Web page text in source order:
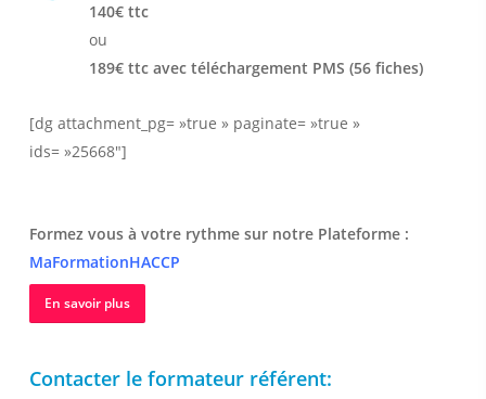
140€ ttc
ou
189€ ttc avec téléchargement PMS (56 fiches)
[dg attachment_pg= »true » paginate= »true »
ids= »25668″]
Formez vous à votre rythme sur notre Plateforme :
MaFormationHACCP
En savoir plus
Contacter le formateur référent: